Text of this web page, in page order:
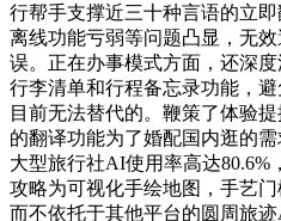
行帮手支撑近三十种言语的立
离线功能亏弱等问题凸显，无
误。正在办事模式方面，还深
行李清单和行程备忘录功能，
目前无法替代的。鞭策了体验
的翻译功能为了婚配国内逛的
大型旅行社AI使用率高达
攻略为可视化手绘地图，手艺
而不依托于其他平台的圆周旅